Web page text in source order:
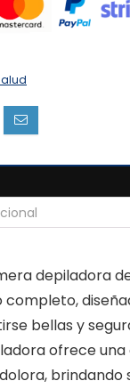
depiladora
completo,
bellas y
ofrece una
brindando